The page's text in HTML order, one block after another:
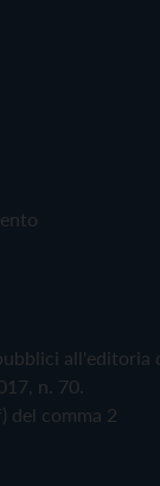
all'editoria
n. 70.
del comma 2